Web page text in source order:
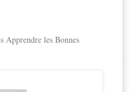
Apprendre les Bonnes